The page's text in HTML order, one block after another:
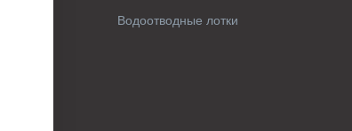
Водоотводные лотки